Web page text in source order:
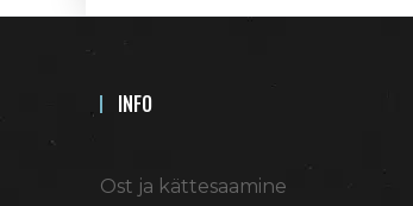
INFO
Ost ja kättesaamine